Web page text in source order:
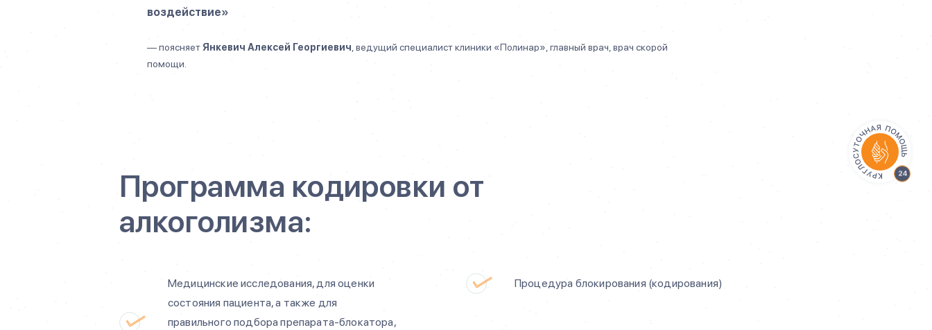
воздействие»
—поясняет Янкевич Алексей Георгиевич , ведущий специалист клиники «Полинар», главный врач, врач скорой
помощи.
Программа кодировки от
алкоголизма:
Медицинские исследования, для оценки
состояния пациента, а также для
правильного подбора препарата-блокатора,
Процедура блокирования (кодирования)